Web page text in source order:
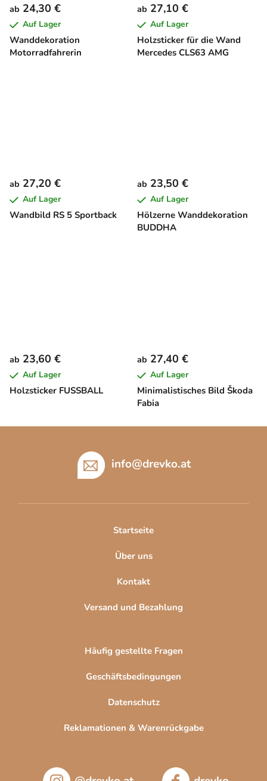
Wanddekoration
Motorradfahrerin
ab 24,30 €
Auf Lager
Holzsticker für die Wand
Mercedes CLS63 AMG
ab 27,10 €
Auf Lager
Wandbild RS 5 Sportback
ab 27,20 €
Auf Lager
Hölzerne Wanddekoration
BUDDHA
ab 23,50 €
Auf Lager
Holzsticker FUSSBALL
ab 23,60 €
Auf Lager
Minimalistisches Bild Škoda
Fabia
ab 27,40 €
Auf Lager
info@drevko.at
Startseite
Über uns
Kontakt
Versand und Bezahlung
Häufig gestellte Fragen
Geschäftsbedingungen
Datenschutz
Reklamationen & Warenrückgabe